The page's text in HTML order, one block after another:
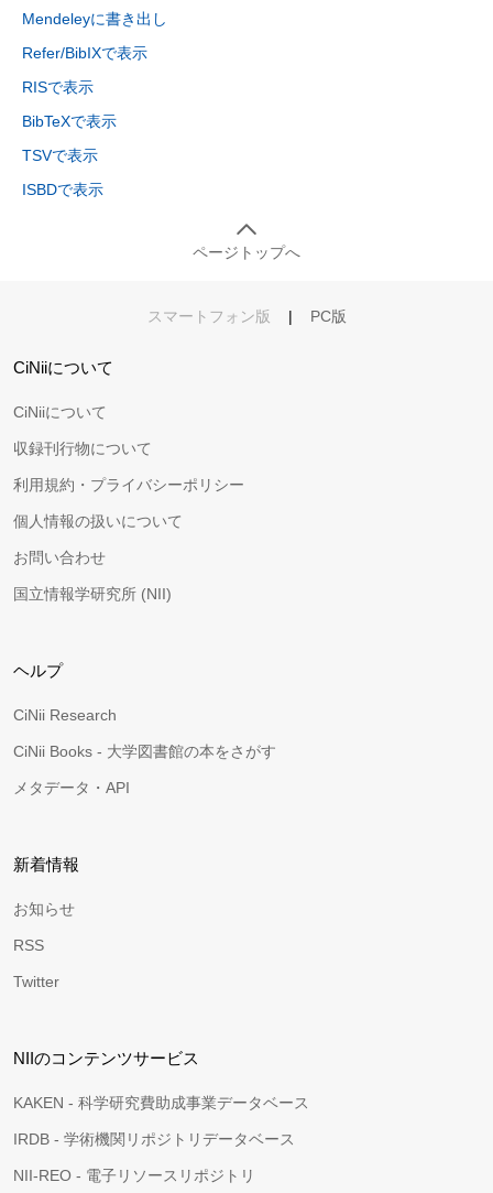
Mendeleyに書き出し
Refer/BibIXで表示
RISで表示
BibTeXで表示
TSVで表示
ISBDで表示
ページトップへ
スマートフォン版 | PC版
CiNiiについて
CiNiiについて
収録刊行物について
利用規約・プライバシーポリシー
個人情報の扱いについて
お問い合わせ
国立情報学研究所 (NII)
ヘルプ
CiNii Research
CiNii Books - 大学図書館の本をさがす
メタデータ・API
新着情報
お知らせ
RSS
Twitter
NIIのコンテンツサービス
KAKEN - 科学研究費助成事業データベース
IRDB - 学術機関リポジトリデータベース
NII-REO - 電子リソースリポジトリ